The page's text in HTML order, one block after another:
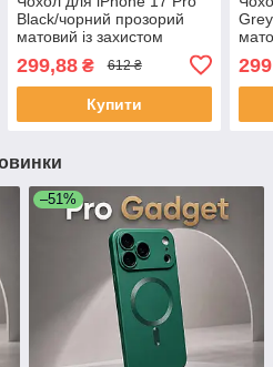
Black/чорний прозорий
матовий із захистом
ударостійкий
299,88₴ 612 ₴
Купити
–51%